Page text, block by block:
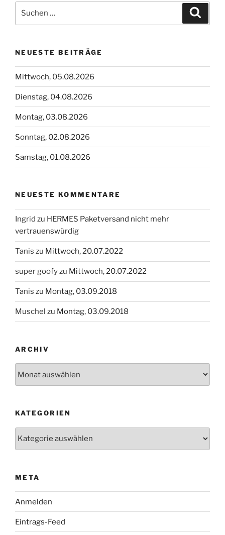
nach:
NEUESTE BEITRÄGE
Mittwoch, 05.08.2026
Dienstag, 04.08.2026
Montag, 03.08.2026
Sonntag, 02.08.2026
Samstag, 01.08.2026
NEUESTE KOMMENTARE
Ingrid zu HERMES Paketversand nicht mehr
vertrauenswürdig
Tanis zu Mittwoch, 20.07.2022
super goofyzu Mittwoch, 20.07.2022
Tanis zu Montag, 03.09.2018
Muschel zu Montag, 03.09.2018
ARCHIV
KATEGORIEN
META
Anmelden
Eintrags-Feed